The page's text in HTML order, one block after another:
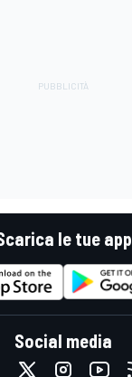
le tue app
Social media